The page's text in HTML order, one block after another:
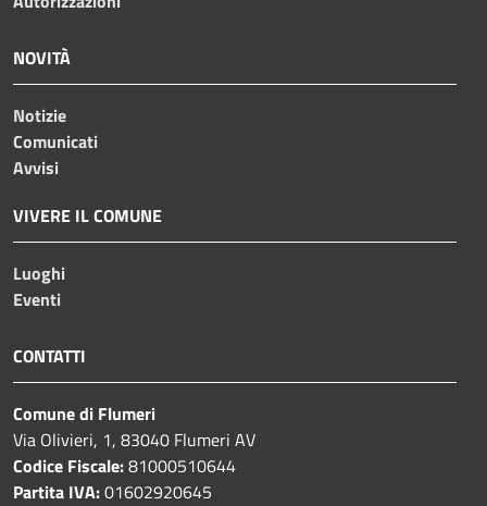
NOVITÀ
Notizie
Comunicati
Avvisi
VIVERE IL COMUNE
Luoghi
Eventi
CONTATTI
Comune di Flumeri
Via Olivieri, 1, 83040 Flumeri AV
Codice Fiscale:81000510644
Partita IVA:01602920645